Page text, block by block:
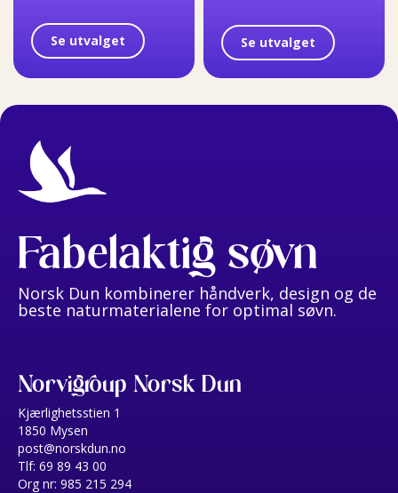
Se utvalget Se utvalget
Fabelaktig søvn
Norsk Dun kombinerer håndverk, design og de
beste naturmaterialene for optimal søvn.
Norvigroup Norsk Dun
Kjærlighetsstien 1
1850 Mysen
post@norskdun.no
Tlf: 69 89 43 00
Org nr: 985 215 294